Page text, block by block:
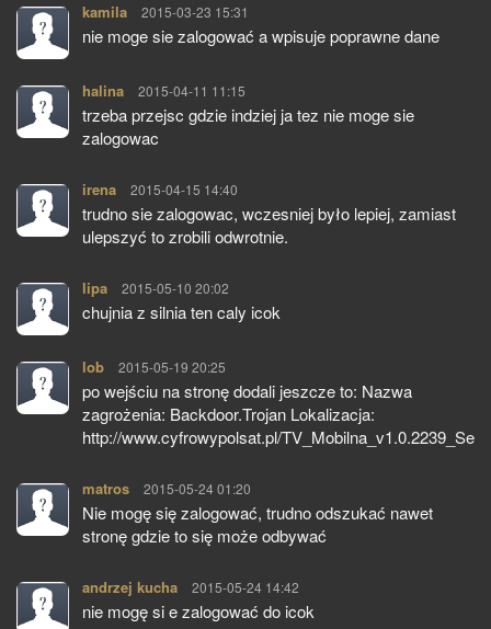
kamila pisze:
2015-03-23 15:31
nie moge sie zalogować a wpisuje poprawne dane
halina pisze:
2015-04-11 11:15
trzeba przejsc gdzie indziej ja tez nie moge sie
zalogowac
irena pisze:
2015-04-15 14:40
trudno sie zalogowac, wczesniej było lepiej, zamiast
ulepszyć to zrobili odwrotnie.
lipa pisze:
2015-05-10 20:02
chujnia z silnia ten caly icok
lob pisze:
2015-05-19 20:25
po wejściu na stronę dodali jeszcze to: Nazwa
zagrożenia: Backdoor.Trojan Lokalizacja:
http://www.cyfrowypolsat.pl/
matros pisze:
2015-05-24 01:20
Nie mogę się zalogować, trudno odszukać nawet
stronę gdzie to się może odbywać
andrzej kucha pisze:
2015-05-24 14:42
nie mogę si e zalogować do icok